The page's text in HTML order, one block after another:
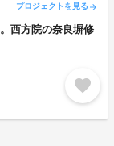
プロジェクトを見る arrow_forward
西方院の奈良塀修
favorite